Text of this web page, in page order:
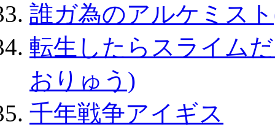
誰ガ為のアルケミス
転生したらスライム
おりゅう)
千年戦争アイギス